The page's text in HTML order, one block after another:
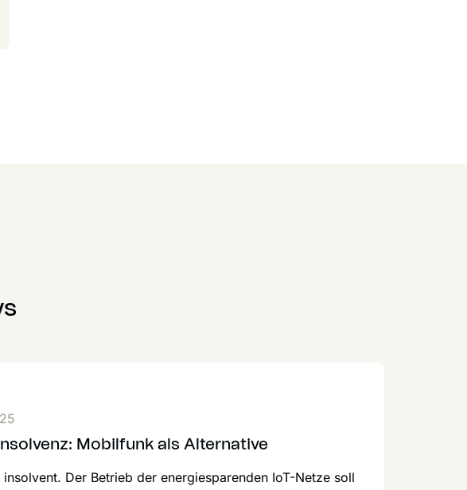
Mobilfunk als Alternative
Der Betrieb der energiesparenden IoT-Netze soll